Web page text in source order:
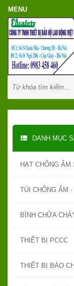
DANH MỤC
HẠT CHỐNG ẨM
TÚI CHỐNG ẨM
BÌNH CHỮA
THIẾT BỊ PCCC
THIẾT BỊ BÁO